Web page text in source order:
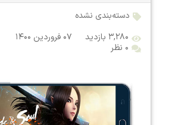
دسته‌بندی نشده
۳,۲۸۰ بازدید
۰۷ فروردین ۱۴۰۰
۰ نظر